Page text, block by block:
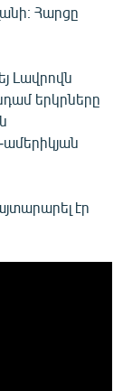
Հարցը
Լավրովն
երկրները
էր